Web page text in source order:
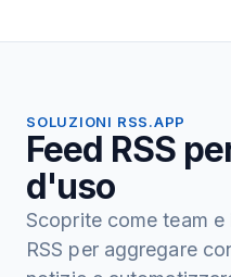
SOLUZIONI RSS.APP
Feed RSS
d'uso
Scoprite come team
RSS per aggregare